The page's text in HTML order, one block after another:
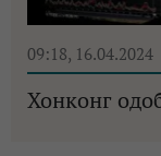
09:18, 16.04.2024
Хонконг